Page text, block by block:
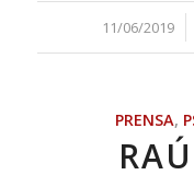
11/06/2019
/
PRENSA,